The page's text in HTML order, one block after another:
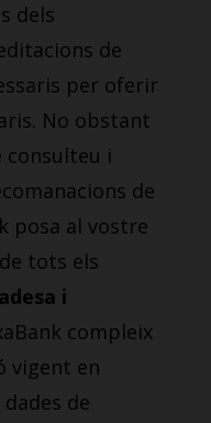
dels
de
per oferir
No obstant
consulteu i
de
posa al vostre
tots els
i
compleix
vigent en
de